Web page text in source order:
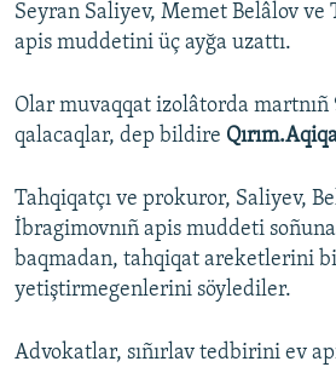
Seyran Saliyev, Memet Belâlov
apis muddetini üç ayğa uzattı.
Olar muvaqqat izolâtorda martnıñ
qalacaqlar, dep bildire
Tahqiqatçı ve prokuror, Saliyev,
İbragimovnıñ apis muddeti
baqmadan, tahqiqat areketlerini
yetiştirmegenlerini söylediler.
Advokatlar, sıñırlav tedbirini ev